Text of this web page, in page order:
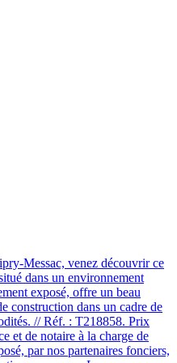
Messac, venez découvrir ce
dans un environnement
exposé, offre un beau
construction dans un cadre de
// Réf. : T218858. Prix
et de notaire à la charge de
par nos partenaires fonciers,